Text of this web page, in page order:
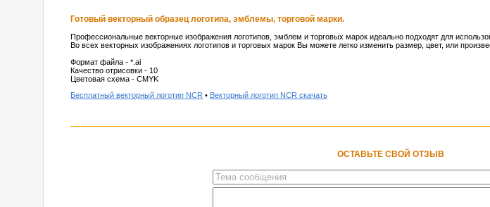
Готовый векторный образец логотипа, эмблемы, торговой марки.
Профессиональные векторные изображения логотипов, эмблем и торговых марок идеально подходят для
Во всех векторных изображениях логотипов и торговых марок Вы можете легко изменить размер, цвет, или
Формат файла - *.ai
Качество отрисовки - 10
Цветовая схема - CMYK
Бесплатный векторный логотип NCR • Векторный логотип NCR скачать
ОСТАВЬТЕ СВОЙ ОТЗЫВ